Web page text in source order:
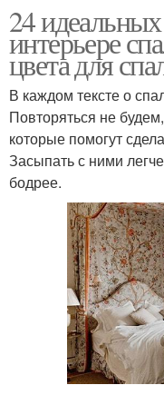
24
интерьере
цвета для
В каждом тексте о
Повторяться не
которые помогут
Засыпать с ними
бодрее.